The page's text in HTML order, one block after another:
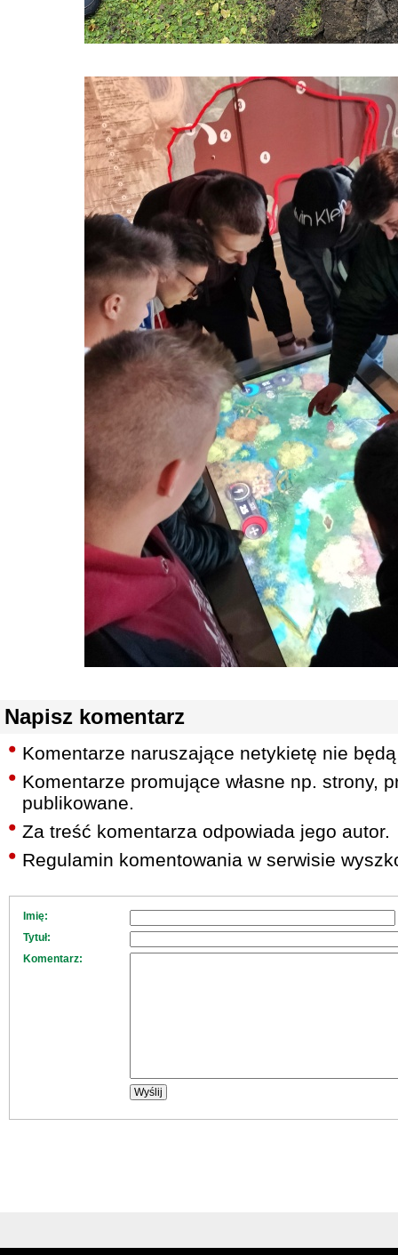
Napisz komentarz
Komentarze naruszające netykietę nie
Komentarze promujące własne np. strony,
publikowane.
Za treść komentarza odpowiada jego autor.
Regulamin komentowania w serwisie
Imię:
Tytuł:
Komentarz: